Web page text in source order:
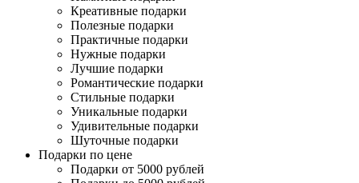
Креативные подарки
Полезные подарки
Практичные подарки
Нужные подарки
Лучшие подарки
Романтические подарки
Стильные подарки
Уникальные подарки
Удивительные подарки
Шуточные подарки
Подарки по цене
Подарки от 5000 рублей